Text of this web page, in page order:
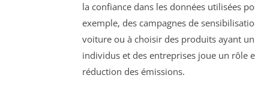
la confiance dans les données utilisées
exemple, des campagnes de
voiture ou à choisir des produits ayant
individus et des entreprises joue un rôle
réduction des émissions.